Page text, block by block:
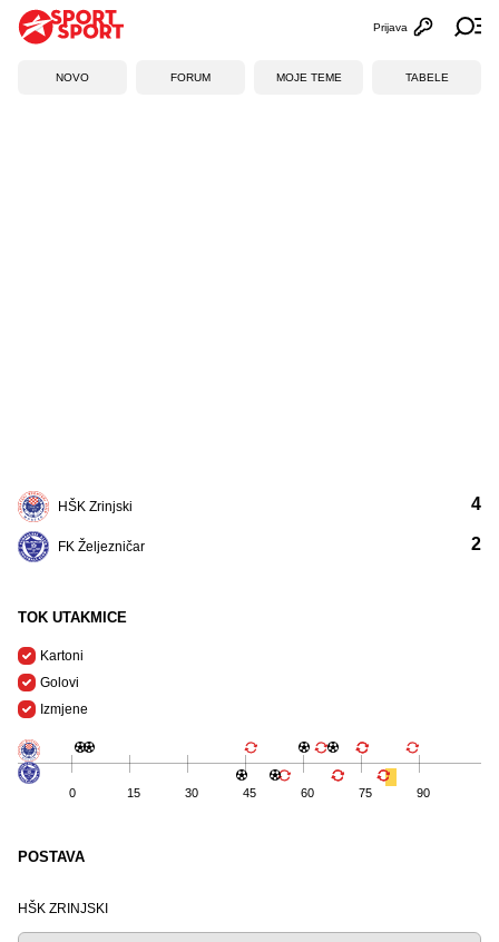
Otvori
Prijava
NOVO FORUM MOJE TEME TABELE
HŠK Zrinjski
FK Željezničar
4
2
TOK UTAKMICE
Kartoni
Golovi
Izmjene
0 15 30 45 60 75 90
POSTAVA
HŠK ZRINJSKI